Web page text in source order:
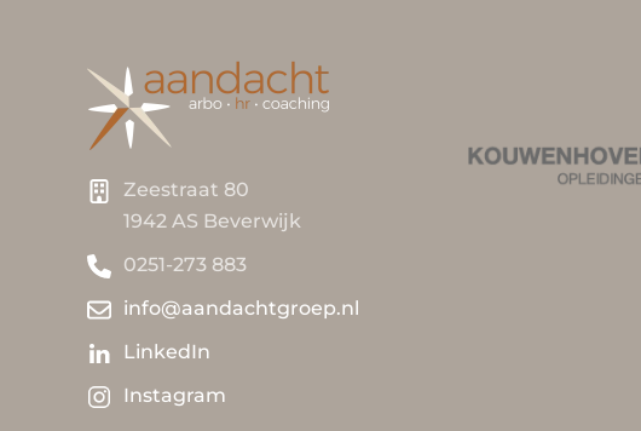
Zeestraat 80
1942 AS Beverwijk
0251-273 883
info@aandachtgroep.nl
LinkedIn
Instagram